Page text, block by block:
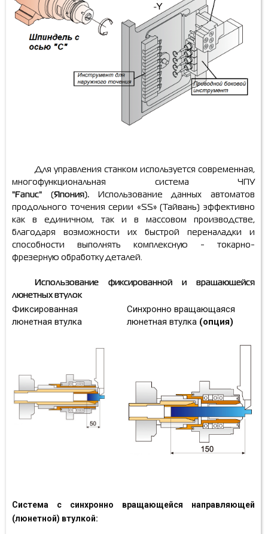
Для управления станком используется современная,
многофункциональная система ЧПУ
"Fanuc" (Япония).
Использование данных автоматов
продольного точения серии «SS» (Тайвань) эффективно
как в единичном, так и в массовом производстве,
благодаря возможности их быстрой переналадки и
способности выполнять комплексную - токарно-
фрезерную обработку деталей.
Использование фиксированной и вращающейся
люнетных втулок
Фиксированная
люнетная втулка
Синхронно вращающаяся
люнетная втулка (опция)
Система с синхронно вращающейся направляющей
(люнетной) втулкой: